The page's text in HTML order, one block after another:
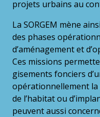
projets urbains au
La SORGEM mène
des phases
d’aménagement et
Ces missions
gisements fonciers
opérationnellement la
de l’habitat ou
peuvent aussi